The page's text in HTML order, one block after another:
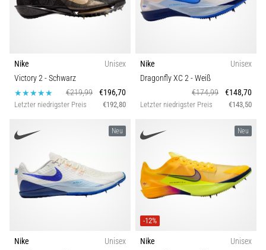
Beep-
Test:
dahinter?
In
der
Praxis
der
Schnelligkeit,
Agilität
und
wird
Farbe
Funktion
Eigenschaften
Kollektion
Gewicht
Nike
Unisex
Victory 2- Schwarz
€219,99
€196,70
Letzter niedrigster Preis €192,80
Nike
Unisex
Dragonfly XC 2- Weiß
€174,99
€148,70
Letzter niedrigster Preis €143,50
Neu
Nike
Unisex
Neu
-12%
Nike
Unisex